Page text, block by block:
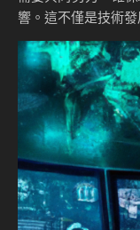
響。這不僅是技術